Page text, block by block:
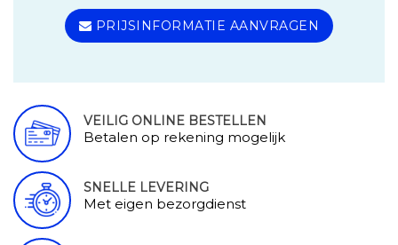
PRIJSINFORMATIE AANVRAGEN
VEILIG ONLINE BESTELLEN
Betalen op rekening mogelijk
SNELLE LEVERING
Met eigen bezorgdienst